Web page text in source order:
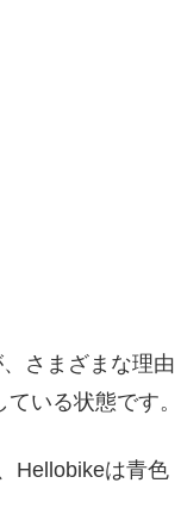
さまざまな理由
いる状態です。
Hellobikeは青色